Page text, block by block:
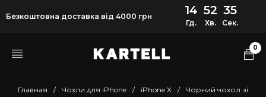
Безкоштовна доставка від 4000 грн 14
Гд.
52
Хв.
35
Сек.
0
Главная / Чохли для iPhone / iPhone X /
Чорний чохол зі